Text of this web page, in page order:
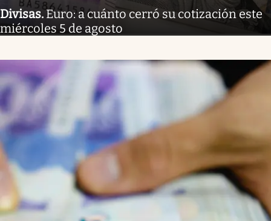
Divisas.Euro: a cuánto cerró su cotización este
miércoles 5 de agosto